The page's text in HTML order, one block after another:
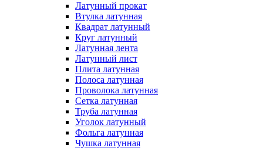
Латунный прокат
Втулка латунная
Квадрат латунный
Круг латунный
Латунная лента
Латунный лист
Плита латунная
Полоса латунная
Проволока латунная
Сетка латунная
Труба латунная
Уголок латунный
Фольга латунная
Чушка латунная